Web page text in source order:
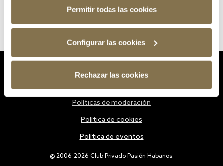
Permitir todas las cookies
Configurar las cookies
Rechazar las cookies
@ 2006-2026 Club Privado Pasión Habanos.
Políticas de moderación
Política de cookies
Política de eventos